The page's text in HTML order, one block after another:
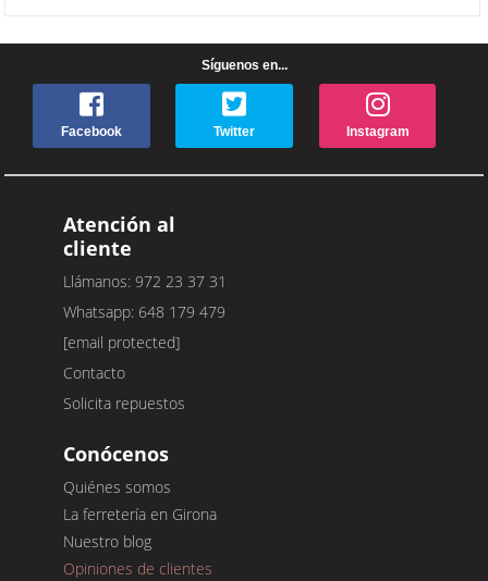
Síguenos en...
Facebook Twitter Instagram
Atención al
cliente
Llámanos: 972 23 37 31
Whatsapp: 648 179 479
[email protected]
Contacto
Solicita repuestos
Conócenos
Quiénes somos
La ferretería en Girona
Nuestro blog
Opiniones de clientes